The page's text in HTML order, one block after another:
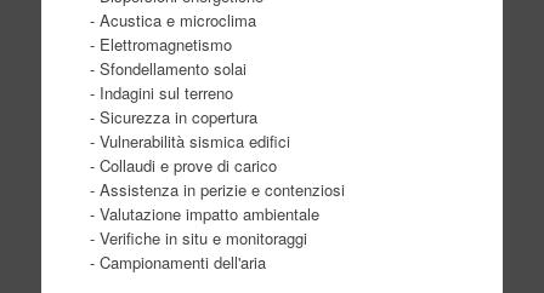
- Acustica e microclima
- Elettromagnetismo
- Sfondellamento solai
- Indagini sul terreno
- Sicurezza in copertura
- Vulnerabilità sismica edifici
- Collaudi e prove di carico
- Assistenza in perizie e contenziosi
- Valutazione impatto ambientale
- Verifiche in situ e monitoraggi
- Campionamenti dell'aria